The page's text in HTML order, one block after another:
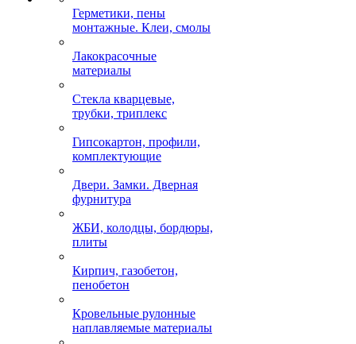
Герметики, пены
монтажные. Клеи, смолы
Лакокрасочные
материалы
Стекла кварцевые,
трубки, триплекс
Гипсокартон, профили,
комплектующие
Двери. Замки. Дверная
фурнитура
ЖБИ, колодцы, бордюры,
плиты
Кирпич, газобетон,
пенобетон
Кровельные рулонные
наплавляемые материалы